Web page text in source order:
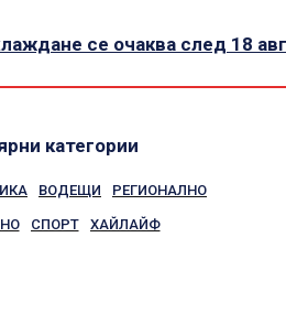
се очаква след 18
категории
ВОДЕЩИ РЕГИОНАЛНО
СПОРТ ХАЙЛАЙФ